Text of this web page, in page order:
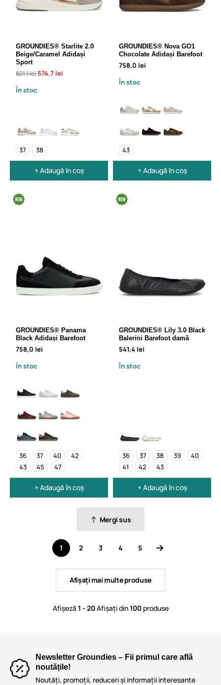
GROUNDIES® Starlite 2.0
Beige/Caramel Adidași
Sport
821,1 lei 574,7 lei
În stoc
37 38
+ Adaugă în coș
GROUNDIES® Nova GO1
Chocolate Adidași Barefoot
758,0 lei
În stoc
43
+ Adaugă în coș
GROUNDIES® Panama
Black Adidași Barefoot
758,0 lei
În stoc
36 37 40
42
43
45 47
+ Adaugă în coș
GROUNDIES® Lily 3.0 Black
Balerini Barefoot damă
541,4 lei
În stoc
36 37 38 39
40
41
42 43
+ Adaugă în coș
Mergi sus
1 2 3 4 5
Afișați mai multe produse
Afișeză 1 - 20Afișați din100produse
Newsletter Groundies – Fii primul care află
noutățile!
Noutăți, promoții, reduceri și informații interesante